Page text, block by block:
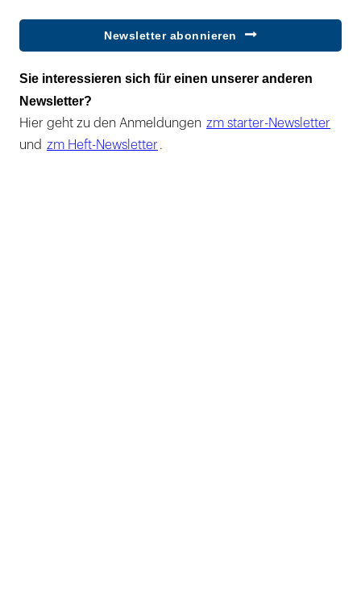
Newsletter abonnieren
Sie interessieren sich für einen unserer anderen
Newsletter?
Hier geht zu den Anmeldungen zm starter-Newsletter
und zm Heft-Newsletter .